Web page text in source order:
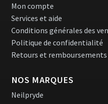
Mon compte
Services et aide
Conditions générales des
Politique de confidentialité
Retours et remboursements
NOS MARQUES
Neilpryde